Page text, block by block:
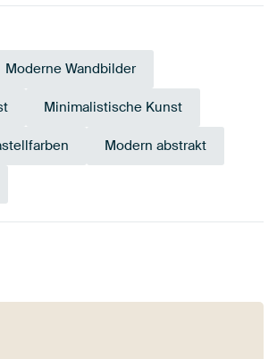
Moderne Wandbilder
Minimalistische Kunst
Modern abstrakt